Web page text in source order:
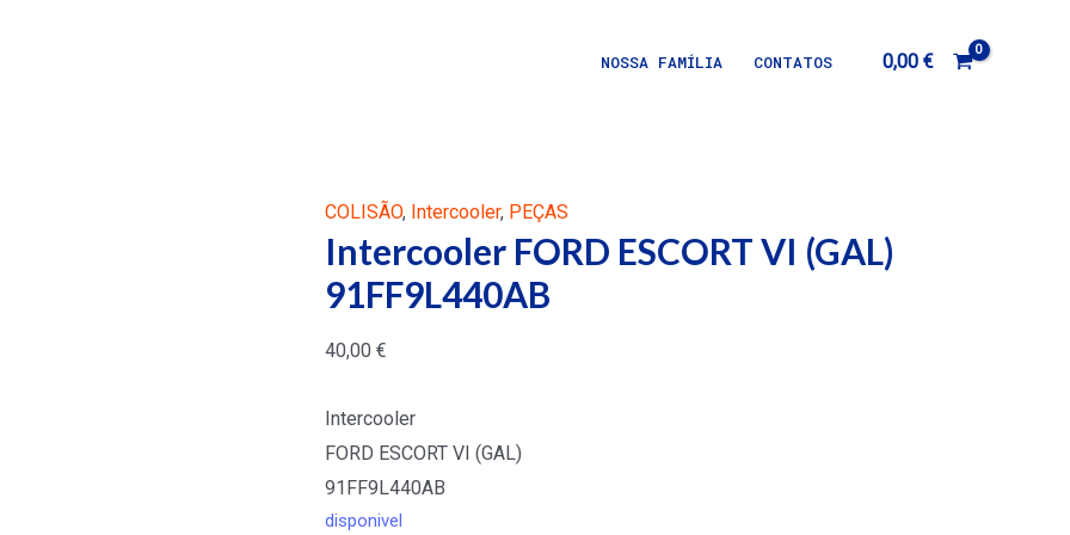
NOSSA FAMÍLIA CONTATOS 0,00 €
COLISÃO, Intercooler, PEÇAS
Intercooler FORD ESCORT VI (GAL)
91FF9L440AB
40,00 €
Intercooler
FORD ESCORT VI (GAL)
91FF9L440AB
disponivel